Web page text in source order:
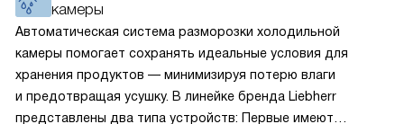
по охладительному контуру по принципу насоса. Чем
лучше работает «мотор» прибора, тем качественнее
и быстрее происходит охлаждение, затрачивается
меньше электроэнергии.
камеры
Автоматическая система разморозки холодильной
камеры помогает сохранять идеальные условия для
хранения продуктов — минимизируя потерю влаги
и предотвращая усушку. В линейке бренда Liebherr
представлены два типа устройств: Первые имеют